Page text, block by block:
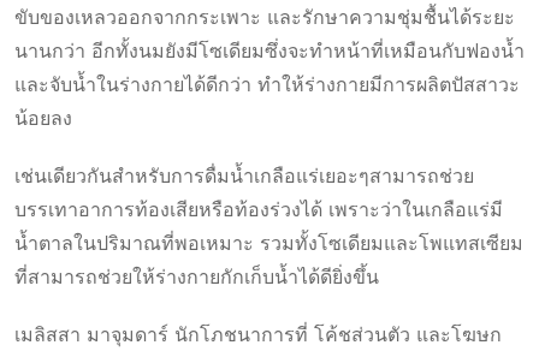
ขับของเหลวออกจากกระเพาะ และรักษาความชุ่มชื้นได้ระยะ
นานกว่า อีกทั้งนมยังมีโซเดียมซึ่งจะทำหน้าที่เหมือนกับฟองน้ำ
และจับน้ำในร่างกายได้ดีกว่า ทำให้ร่างกายมีการผลิตปัสสาวะ
น้อยลง
เช่นเดียวกันสำหรับการดื่มน้ำเกลือแร่เยอะๆสามารถช่วย
บรรเทาอาการท้องเสียหรือท้องร่วงได้ เพราะว่าในเกลือแร่มี
น้ำตาลในปริมาณที่พอเหมาะ รวมทั้งโซเดียมและโพแทสเซียม
ที่สามารถช่วยให้ร่างกายกักเก็บน้ำได้ดียิ่งขึ้น
เมลิสสา มาจุมดาร์ นักโภชนาการที่ โค้ชส่วนตัว และโฆษก